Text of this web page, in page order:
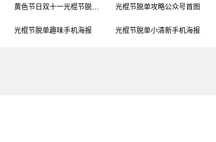
黄色节日双十一光棍节脱单必备公众号首图
光棍节脱单攻略公众号首图
光棍节脱单趣味手机海报 光棍节脱单小清新手机海报